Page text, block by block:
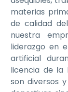
materias
de calidad
nuestra
liderazgo en
artificial
licencia de la
son diversos